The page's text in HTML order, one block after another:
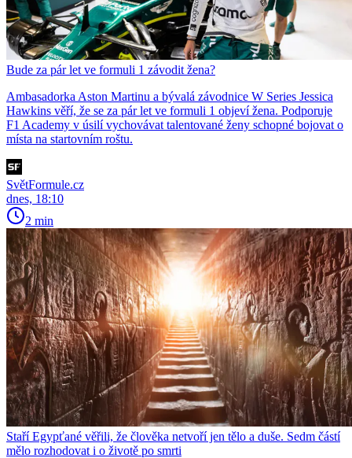
Bude za pár let ve formuli 1 závodit žena?
Ambasadorka Aston Martinu a bývalá závodnice W Series Jessica
Hawkins věří, že se za pár let ve formuli 1 objeví žena. Podporuje
F1 Academy v úsilí vychovávat talentované ženy schopné bojovat o
místa na startovním roštu.
SvětFormule.cz
dnes, 18:10
2 min
Staří Egypťané věřili, že člověka netvoří jen tělo a duše. Sedm částí
mělo rozhodovat i o životě po smrti